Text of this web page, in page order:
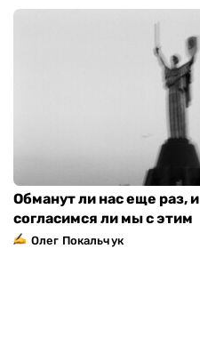
Обманут ли нас еще раз, и
согласимся ли мы с этим
Олег Покальчук